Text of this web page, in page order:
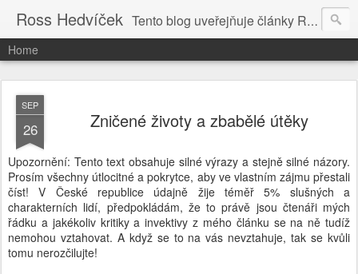
Ross Hedvíček Tento blog uveřejňuje články Ross Hedvíčka v češtině (pokud budu mit naladu) - s editacni pomoci Ludvika Dedika.
Home
SEP
26 Zničené životy a zbabělé útěky
Upozornění: Tento text obsahuje silné výrazy a stejně silné názory.
Prosím všechny útlocitné a pokrytce, aby ve vlastním zájmu přestali
číst! V České republice údajně žije téměř 5% slušných a
charakterních lidí, předpokládám, že to právě jsou čtenáři mých
řádku a jakékoliv kritiky a invektivy z mého článku se na ně tudíž
nemohou vztahovat. A když se to na vás nevztahuje, tak se kvůli
tomu nerozčilujte!